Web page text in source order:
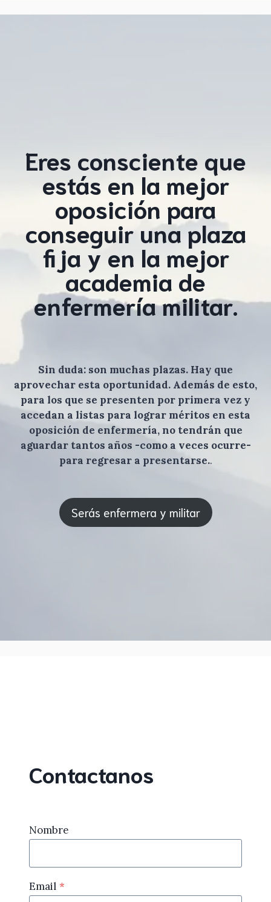
Eres consciente que
estás en la mejor
oposición para
conseguir una plaza
fija y en la mejor
academia de
enfermería militar.
Sin duda: son muchas plazas. Hay que
aprovechar esta oportunidad. Además de esto,
para los que se presenten por primera vez y
accedan a listas para lograr méritos en esta
oposición de enfermería, no tendrán que
aguardar tantos años -como a veces ocurre-
para regresar a presentarse..
Serás enfermera y militar
Contactanos
Nombre
Email *